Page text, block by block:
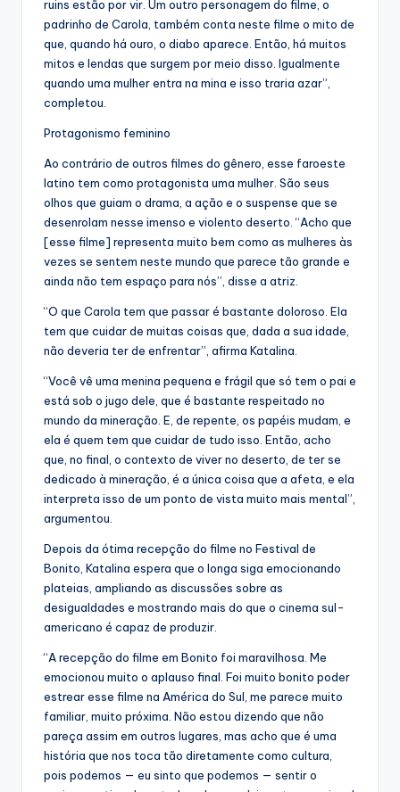
ruins estão por vir. Um outro personagem do filme, o
padrinho de Carola, também conta neste filme o mito de
que, quando há ouro, o diabo aparece. Então, há muitos
mitos e lendas que surgem por meio disso. Igualmente
quando uma mulher entra na mina e isso traria azar”,
completou.
Protagonismo feminino
Ao contrário de outros filmes do gênero, esse faroeste
latino tem como protagonista uma mulher. São seus
olhos que guiam o drama, a ação e o suspense que se
desenrolam nesse imenso e violento deserto. “Acho que
[esse filme] representa muito bem como as mulheres às
vezes se sentem neste mundo que parece tão grande e
ainda não tem espaço para nós”, disse a atriz.
“O que Carola tem que passar é bastante doloroso. Ela
tem que cuidar de muitas coisas que, dada a sua idade,
não deveria ter de enfrentar”, afirma Katalina.
“Você vê uma menina pequena e frágil que só tem o pai e
está sob o jugo dele, que é bastante respeitado no
mundo da mineração. E, de repente, os papéis mudam, e
ela é quem tem que cuidar de tudo isso. Então, acho
que, no final, o contexto de viver no deserto, de ter se
dedicado à mineração, é a única coisa que a afeta, e ela
interpreta isso de um ponto de vista muito mais mental”,
argumentou.
Depois da ótima recepção do filme no Festival de
Bonito, Katalina espera que o longa siga emocionando
plateias, ampliando as discussões sobre as
desigualdades e mostrando mais do que o cinema sul-
americano é capaz de produzir.
“A recepção do filme em Bonito foi maravilhosa. Me
emocionou muito o aplauso final. Foi muito bonito poder
estrear esse filme na América do Sul, me parece muito
familiar, muito próxima. Não estou dizendo que não
pareça assim em outros lugares, mas acho que é uma
história que nos toca tão diretamente como cultura,
pois podemos — eu sinto que podemos — sentir o